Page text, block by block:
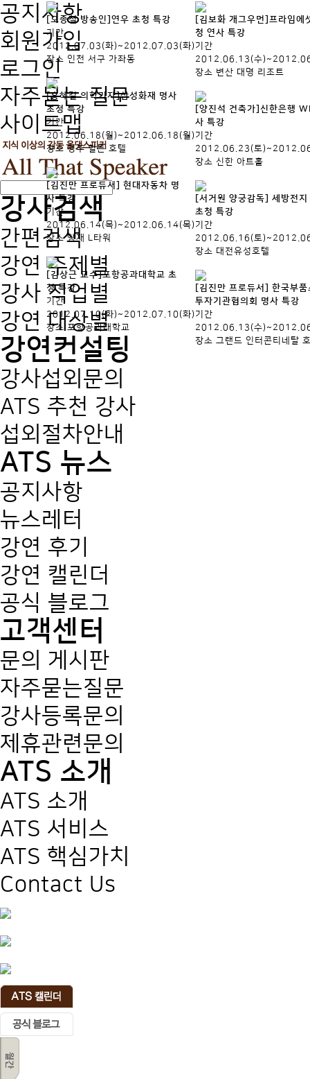
공지사항
회원가입
로그인
자주묻는 질문
사이트맵
강사검색
간편검색
강연 주제별
강사 직업별
강연 대상별
강연컨설팅
강사섭외문의
ATS 추천 강사
섭외절차안내
ATS 뉴스
공지사항
뉴스레터
강연 후기
강연 캘린더
공식 블로그
고객센터
문의 게시판
자주묻는질문
강사등록문의
제휴관련문의
ATS 소개
ATS 소개
ATS 서비스
ATS 핵심가치
Contact Us
[오종철 방송인]연우 초청 특강
기간
2012.07.03(화)~2012.07.03(화)
장소 인천 서구 가좌동
[김보화 개그우먼]프라임에
청 연사 특강
기간
2012.06.13(수
장소 변산 대명 리조트
[홍혜걸 의학기자]삼성화재 명사
초청 특강
기간
2012.06.18(월)~2012.06.18(월)
장소 경주 힐튼 호텔
[양진석 건축가]신한은행
사 특강
기간
2012.06.23(토
장소 신한 아트홀
[김진만 프로듀서] 현대자동차 명
사 특강
기간
2012.06.14(목)~2012.06.14(목)
장소양재 L타워
[서거원 양궁감독] 세방전지
초청 특강
기간
2012.06.16(토
장소 대전유성호텔
[김상근 교수]포항공과대학교 초
청 특강
기간
2012.07.10(화)~2012.07.10(화)
장소 포항공과대학교
[김진만 프로듀서] 한국부품
투자기관협의회 명사 특강
기간
2012.06.13(수
장소 그랜드 인터콘티네탈